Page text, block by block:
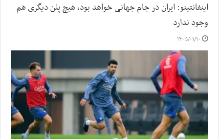
اینفانتینو: ایران در جام جهانی خواهد بود، هیچ پلن دیگری هم
وجود ندارد
۱۴۰۵/۰۱/۱۰